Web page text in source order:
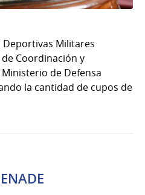
Deportivas Militares
Coordinación y
de Defensa
la cantidad de cupos de